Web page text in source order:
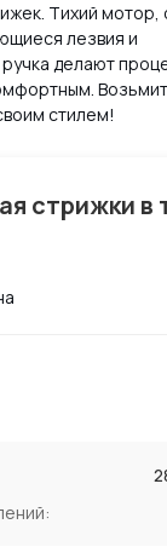
Тихий мотор,
лезвия и
делают
стилем!
стрижки в